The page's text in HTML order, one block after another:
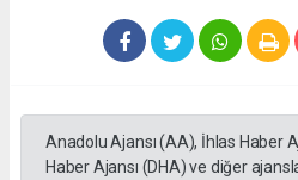
Anadolu Ajansı (AA), İhlas Haber
Haber Ajansı (DHA) ve diğer